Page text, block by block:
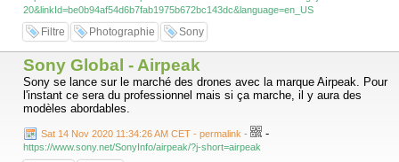
20&linkId=be0b94af54d6b7fab1975b672bc143dc&language=en_US
Filtre Photographie Sony
Sony Global - Airpeak
Sony se lance sur le marché des drones avec la marque Airpeak. Pour
l'instant ce sera du professionnel mais si ça marche, il y aura des
modèles abordables.
Sat 14 Nov 2020 11:34:26 AM CET - permalink - -
https://www.sony.net/SonyInfo/airpeak/?j-short=airpeak